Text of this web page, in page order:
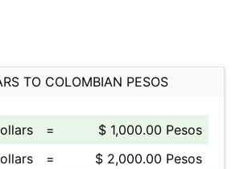
TO COLOMBIAN PESOS
=
$ 1,000.00 Pesos
=
$ 2,000.00 Pesos